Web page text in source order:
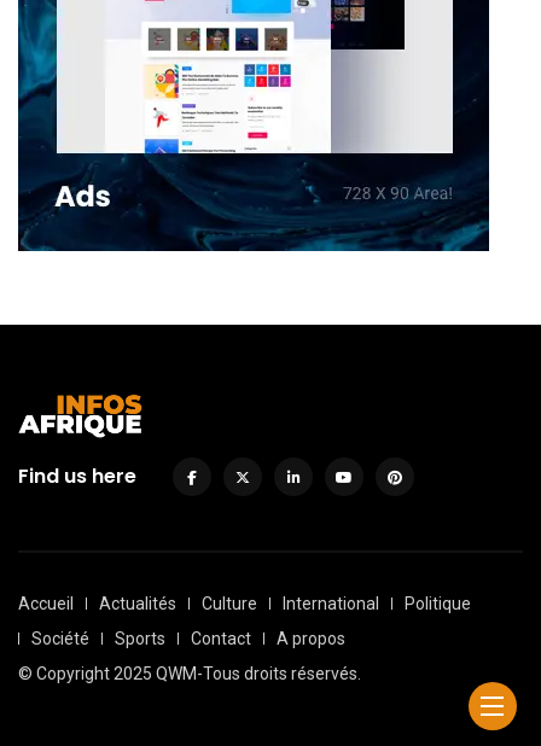
Find us here
Accueil Actualités Culture International
Politique
Société
Sports Contact
A propos
© Copyright 2025 QWM-Tous droits réservés.